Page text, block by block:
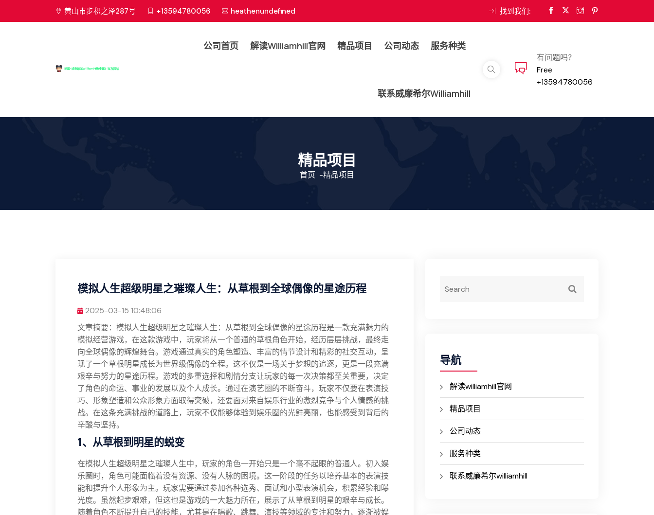
黄山市步积之泽287号 +13594780056 heathenundefined 找到我们:
公司首页 解读williamhill官网 精品项目 公司动态 服务种类
联系威廉希尔williamhill
有问题吗？
Free
+13594780056
精品项目
首页 -精品项目
模拟人生超级明星之璀璨人生：从草根到全球偶像的星途历程
2025-03-15 10:48:06
文章摘要：模拟人生超级明星之璀璨人生：从草根到全球偶像的星途历程是一款充满魅力的
模拟经营游戏，在这款游戏中，玩家将从一个普通的草根角色开始，经历层层挑战，最终走
向全球偶像的辉煌舞台。游戏通过真实的角色塑造、丰富的情节设计和精彩的社交互动，呈
现了一个草根明星成长为世界级偶像的全程。这不仅是一场关于梦想的追逐，更是一段充满
艰辛与努力的星途历程。游戏的多重选择和剧情分支让玩家的每一次决策都至关重要，决定
了角色的命运、事业的发展以及个人成长。通过在演艺圈的不断奋斗，玩家不仅要在表演技
巧、形象塑造和公众形象方面取得突破，还要面对来自娱乐行业的激烈竞争与个人情感的挑
战。在这条充满挑战的道路上，玩家不仅能够体验到娱乐圈的光鲜亮丽，也能感受到背后的
辛酸与坚持。
1、从草根到明星的蜕变
在模拟人生超级明星之璀璨人生中，玩家的角色一开始只是一个毫不起眼的普通人。初入娱
乐圈时，角色可能面临着没有资源、没有人脉的困境。这一阶段的任务以培养基本的表演技
能和提升个人形象为主。玩家需要通过参加各种选秀、面试和小型表演机会，积累经验和曝
光度。虽然起步艰难，但这也是游戏的一大魅力所在，展示了从草根到明星的艰辛与成长。
随着角色不断提升自己的技能，尤其是在唱歌、跳舞、演技等领域的专注和努力，逐渐被娱
导航
解读williamhill官网
精品项目
公司动态
服务种类
联系威廉希尔williamhill